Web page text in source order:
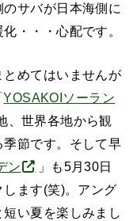
サバが日本海側に
・・・心配です。
めてはいませんが
YOSAKOIソーラン
、世界各地から観
節です。そして早
ン
」も5月30日
ます(笑)。アング
い夏を楽しみまし